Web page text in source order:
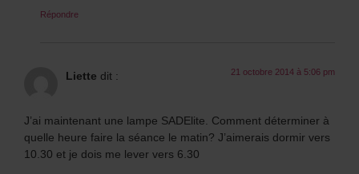
Répondre
Liette dit : 21 octobre 2014 à 5:06 pm
J’ai maintenant une lampe SADElite. Comment déterminer à
quelle heure faire la séance le matin? J’aimerais dormir vers
10.30 et je dois me lever vers 6.30